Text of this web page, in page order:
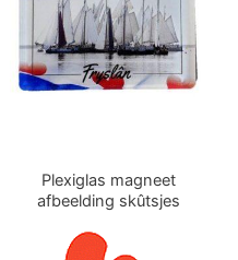
Plexiglas magneet
afbeelding skûtsjes